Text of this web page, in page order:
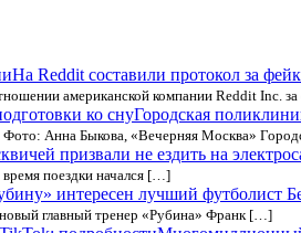
На Reddit составили протокол за
американской компании Reddit Inc.
Городская
Анна Быкова, «Вечерняя Москва»
призвали не ездить на
время поездки начался […]
интересен лучший футболист
новый главный тренер «Рубина» Франк […]